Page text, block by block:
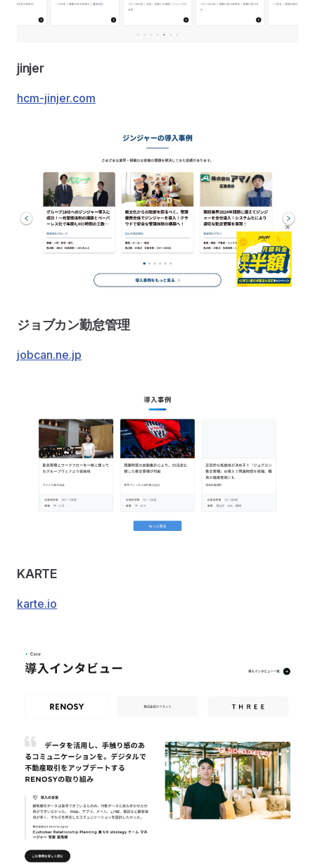
jinjer
hcm-jinjer.com
ジョブカン勤怠管理
jobcan.ne.jp
KARTE
karte.io